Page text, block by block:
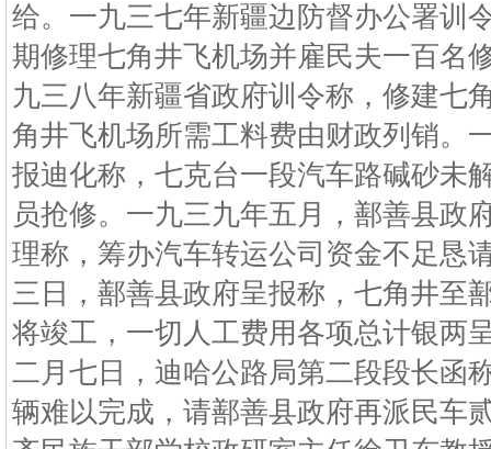
给。一九三七年新疆边防督办公署训
期修理七角井飞机场并雇民夫一百名
九三八年新疆省政府训令称，修建七
角井飞机场所需工料费由财政列销。
报迪化称，七克台一段汽车路碱砂未
员抢修。一九三九年五月，鄯善县政
理称，筹办汽车转运公司资金不足恳
三日，鄯善县政府呈报称，七角井至
将竣工，一切人工费用各项总计银两
二月七日，迪哈公路局第二段段长函
辆难以完成，请鄯善县政府再派民车